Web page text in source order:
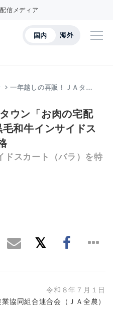
信メディア
国内 海外
一年越しの再販！ＪＡタ…
ウン「お肉の宅配
和牛インサイドス
ドスカート（バラ）を特
令和８年７月１日
協同組合連合会（ＪＡ全農）